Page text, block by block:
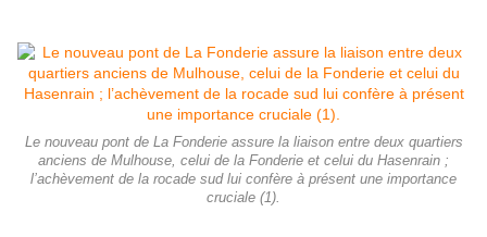
Le nouveau pont de La Fonderie assure la liaison entre deux quartiers
anciens de Mulhouse, celui de la Fonderie et celui du Hasenrain ;
l’achèvement de la rocade sud lui confère à présent une importance
cruciale (1).